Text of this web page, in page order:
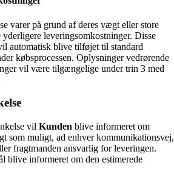
varer på grund af deres vægt eller store
yderligere leveringsomkostninger. Disse
automatisk blive tilføjet til standard
købsprocessen. Oplysninger vedrørende
vil være tilgængelige under trin 3 med
vil Kunden blive informeret om
som muligt, ad enhver kommunikationsvej,
fragtmanden ansvarlig for leveringen.
blive informeret om den estimerede